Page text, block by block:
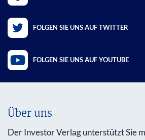
FOLGEN SIE UNS AUF TWITTER
FOLGEN SIE UNS AUF YOUTUBE
Über uns
Der Investor Verlag unterstützt Sie